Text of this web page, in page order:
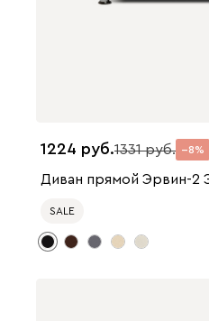
1224 1331 8
Диван прямой Эрвин-2
SALE